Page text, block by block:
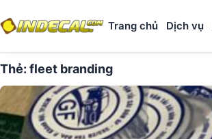
Trang chủ Dịch vụ
Thẻ: fleet branding